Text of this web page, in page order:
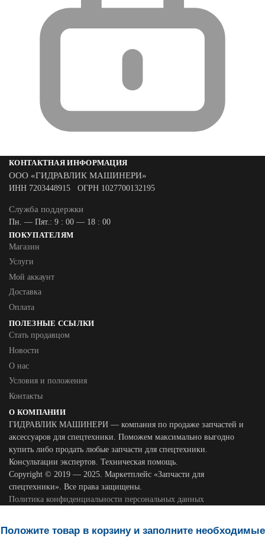
КОНТАКТНАЯ ИНФОРМАЦИЯ
ООО «ГИДРАВЛИК МАШИНЕРИ»
ИНН 7203448915 ОГРН 1027700132195
Служба поддержки
Пн. — Пят.: 9 : 00 — 18 : 00
ПОКУПАТЕЛЯМ
Магазин
Услуги
Мой аккаунт
Доставка
Оплата
ПОЛЕЗНЫЕ ССЫЛКИ
Стать продавцом
Новости
О нас
Условия и положения
Контакты
О КОМПАНИИ
ГИДРАВЛИК МАШИНЕРИ — компания по продаже запчастей и
аксессуаров для спецтехники. Поможем максимально выгодно
купить либо продать любые запчасти для спецтехники.
Консультации экспертов. Техническая помощь.
Copyright © 2019 — 2025. Маркетплейс «Запчасти для
спецтехники». Все права защищены.
Политика конфиденциальности персональных данных
Положите товар в корзину и заполните необходимые